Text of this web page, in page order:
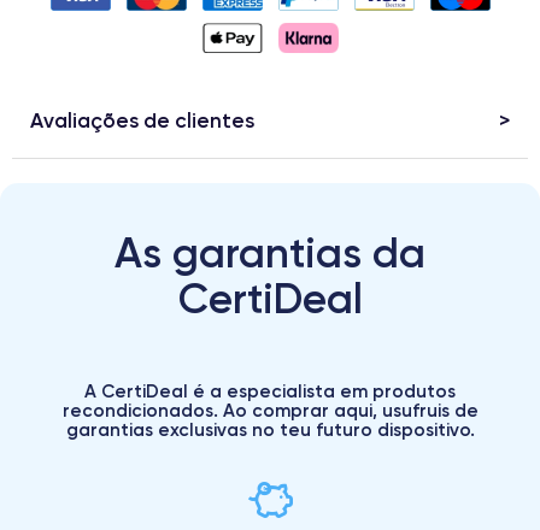
Avaliações de clientes
As garantias da
CertiDeal
A CertiDeal é a especialista em produtos
recondicionados. Ao comprar aqui, usufruis de
garantias exclusivas no teu futuro dispositivo.